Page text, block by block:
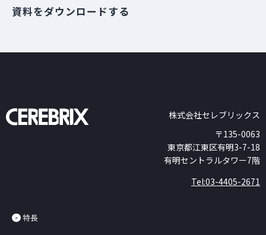
資料をダウンロードする
株式会社セレブリックス
〒135-0063
東京都江東区有明3-7-18
有明セントラルタワー7階
Tel:03-4405-2671
特長